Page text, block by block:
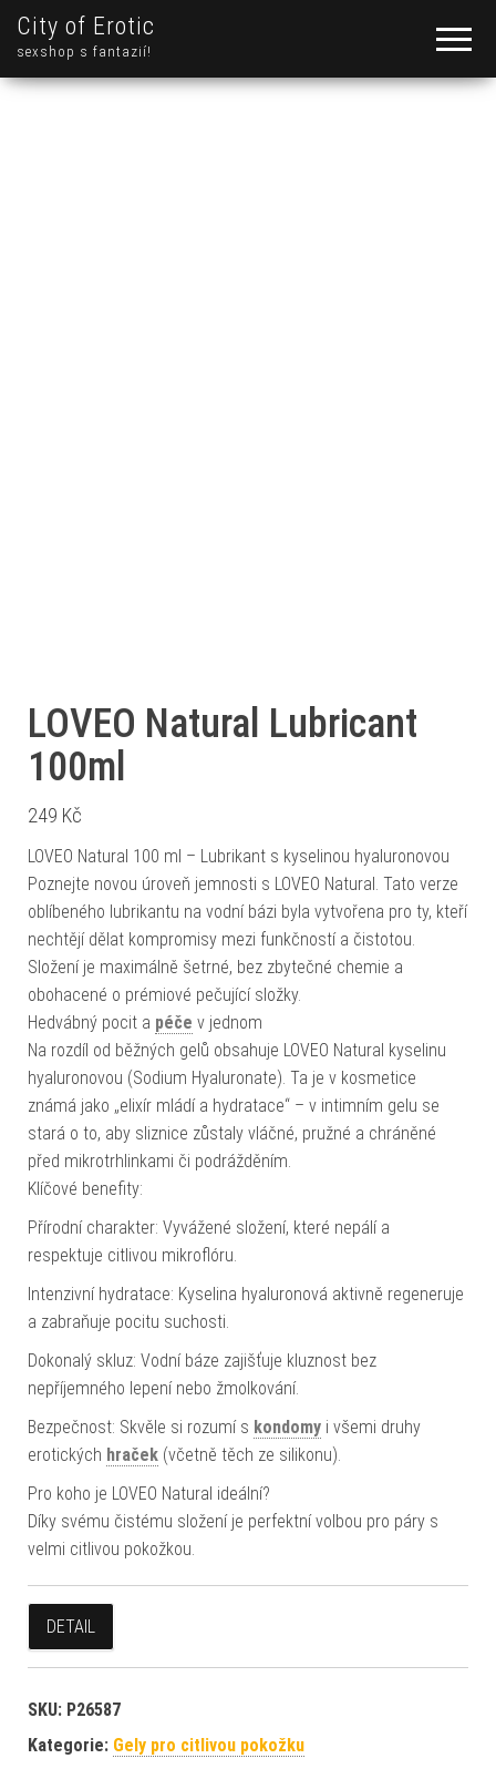
City of Erotic
sexshop s fantazií!
LOVEO Natural Lubricant
100ml
249 Kč
LOVEO Natural 100 ml – Lubrikant s kyselinou hyaluronovou
Poznejte novou úroveň jemnosti s LOVEO Natural. Tato verze
oblíbeného lubrikantu na vodní bázi byla vytvořena pro ty, kteří
nechtějí dělat kompromisy mezi funkčností a čistotou.
Složení je maximálně šetrné, bez zbytečné chemie a
obohacené o prémiové pečující složky.
Hedvábný pocit a péče v jednom
Na rozdíl od běžných gelů obsahuje LOVEO Natural kyselinu
hyaluronovou (Sodium Hyaluronate). Ta je v kosmetice
známá jako „elixír mládí a hydratace“ – v intimním gelu se
stará o to, aby sliznice zůstaly vláčné, pružné a chráněné
před mikrotrhlinkami či podrážděním.
Klíčové benefity:
Přírodní charakter: Vyvážené složení, které nepálí a
respektuje citlivou mikroflóru.
Intenzivní hydratace: Kyselina hyaluronová aktivně regeneruje
a zabraňuje pocitu suchosti.
Dokonalý skluz: Vodní báze zajišťuje kluznost bez
nepříjemného lepení nebo žmolkování.
Bezpečnost: Skvěle si rozumí s kondomy i všemi druhy
erotických hraček (včetně těch ze silikonu).
Pro koho je LOVEO Natural ideální?
Díky svému čistému složení je perfektní volbou pro páry s
velmi citlivou pokožkou.
DETAIL
SKU: P26587
Kategorie: Gely pro citlivou pokožku